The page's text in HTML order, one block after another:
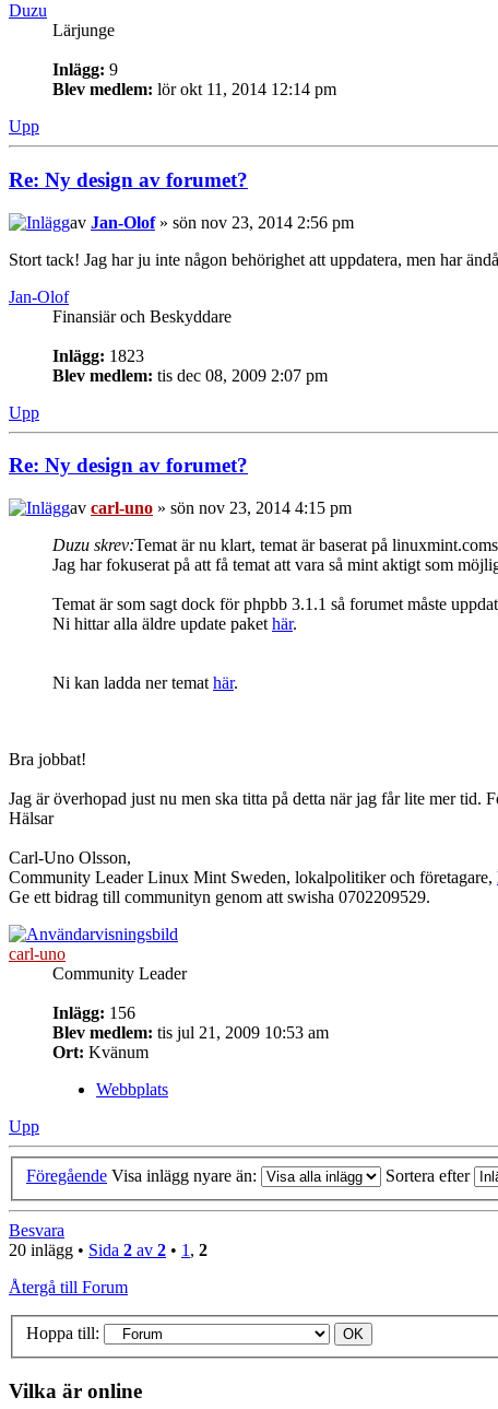
Duzu
Lärjunge
Inlägg: 9
Blev medlem: lör okt 11, 2014 12:14 pm
Upp
Re: Ny design av forumet?
av Jan-Olof» sön nov 23, 2014 2:56 pm
Stort tack! Jag har ju inte någon behörighet att uppdatera, men har
Jan-Olof
Finansiär och Beskyddare
Inlägg: 1823
Blev medlem: tis dec 08, 2009 2:07 pm
Upp
Re: Ny design av forumet?
av carl-uno » sön nov 23, 2014 4:15 pm
Duzu skrev:Temat är nu klart, temat är baserat på
Jag har fokuserat på att få temat att vara så mint aktigt som
Temat är som sagt dock för phpbb 3.1.1 så forumet måste
Ni hittar alla äldre update paket här.
Ni kan ladda ner temat här.
Bra jobbat!
Jag är överhopad just nu men ska titta på detta när jag får lite mer tid.
Hälsar
Carl-Uno Olsson,
Community Leader Linux Mint Sweden, lokalpolitiker och företagare,
Ge ett bidrag till communityn genom att swisha 0702209529.
carl-uno
Community Leader
Inlägg: 156
Blev medlem: tis jul 21, 2009 10:53 am
Ort: Kvänum
Webbplats
Upp
Föregående Visa inlägg nyare än: Sortera efter
Besvara
20 inlägg • Sida 2 av 2 • 1 , 2
Återgå till Forum
Hoppa till:
Vilka är online